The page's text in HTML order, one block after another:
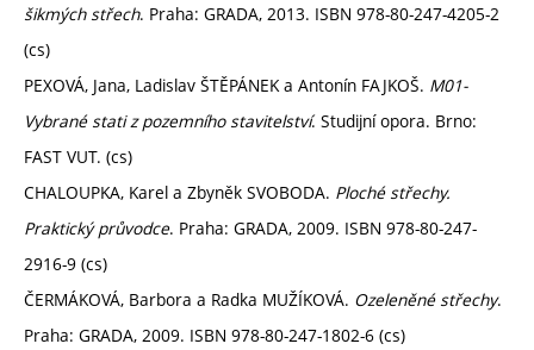
šikmých střech. Praha: GRADA, 2013. ISBN 978-80-247-4205-2
(cs)
PEXOVÁ, Jana, Ladislav ŠTĚPÁNEK a Antonín FAJKOŠ. M01-
Vybrané stati z pozemního stavitelství. Studijní opora. Brno:
FAST VUT. (cs)
CHALOUPKA, Karel a Zbyněk SVOBODA. Ploché střechy.
Praktický průvodce. Praha: GRADA, 2009. ISBN 978-80-247-
2916-9 (cs)
ČERMÁKOVÁ, Barbora a Radka MUŽÍKOVÁ. Ozeleněné střechy.
Praha: GRADA, 2009. ISBN 978-80-247-1802-6 (cs)